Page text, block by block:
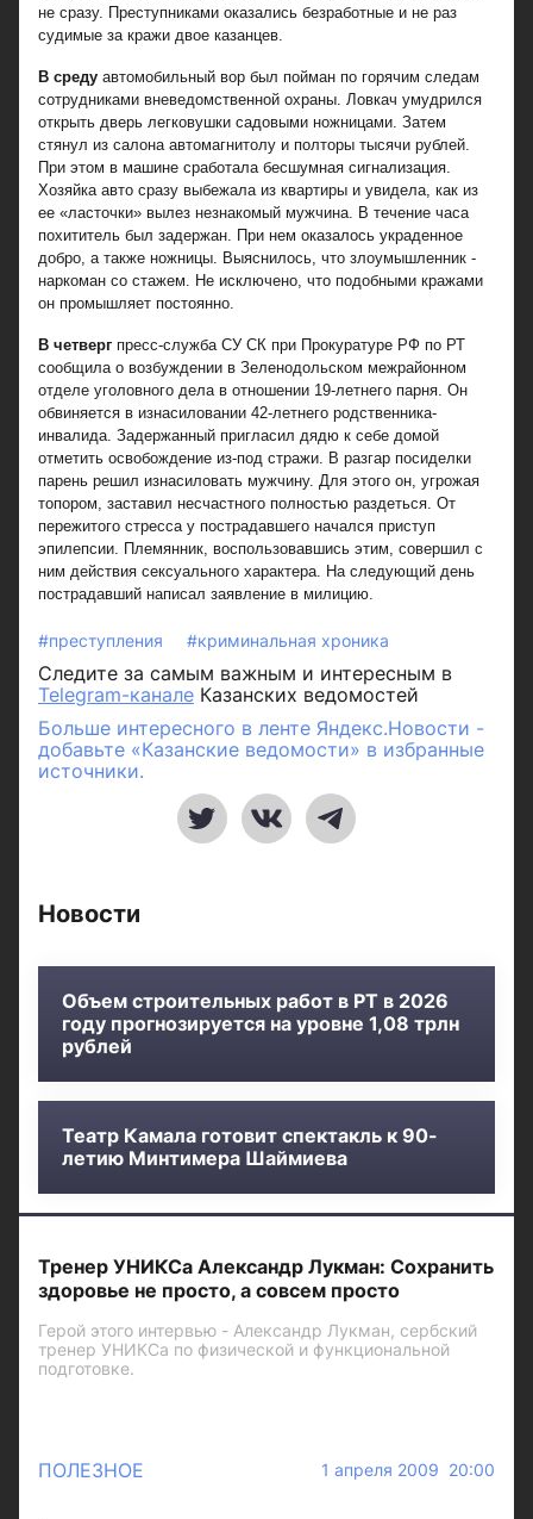
не сразу. Преступниками оказались безработные и не раз
судимые за кражи двое казанцев.
В среду автомобильный вор был пойман по горячим следам
сотрудниками вневедомственной охраны. Ловкач умудрился
открыть дверь легковушки садовыми ножницами. Затем
стянул из салона автомагнитолу и полторы тысячи рублей.
При этом в машине сработала бесшумная сигнализация.
Хозяйка авто сразу выбежала из квартиры и увидела, как из
ее «ласточки» вылез незнакомый мужчина. В течение часа
похититель был задержан. При нем оказалось украденное
добро, а также ножницы. Выяснилось, что злоумышленник -
наркоман со стажем. Не исключено, что подобными кражами
он промышляет постоянно.
В четверг пресс-служба СУ СК при Прокуратуре РФ по РТ
сообщила о возбуждении в Зеленодольском межрайонном
отделе уголовного дела в отношении 19-летнего парня. Он
обвиняется в изнасиловании 42-летнего родственника-
инвалида. Задержанный пригласил дядю к себе домой
отметить освобождение из-под стражи. В разгар посиделки
парень решил изнасиловать мужчину. Для этого он, угрожая
топором, заставил несчастного полностью раздеться. От
пережитого стресса у пострадавшего начался приступ
эпилепсии. Племянник, воспользовавшись этим, совершил с
ним действия сексуального характера. На следующий день
пострадавший написал заявление в милицию.
#преступления #криминальная хроника
Следите за самым важным и интересным в
Telegram-канале Казанских ведомостей
Больше интересного в ленте Яндекс.Новости -
добавьте «Казанские ведомости» в избранные
источники.
Новости
Объем строительных работ в РТ в 2026
году прогнозируется на уровне 1,08 трлн
рублей
Театр Камала готовит спектакль к 90-
летию Минтимера Шаймиева
Тренер УНИКСа Александр Лукман: Сохранить
здоровье не просто, а совсем просто
Герой этого интервью - Александр Лукман, сербский
тренер УНИКСа по физической и функциональной
подготовке.
ПОЛЕЗНОЕ 1 апреля 2009 20:00